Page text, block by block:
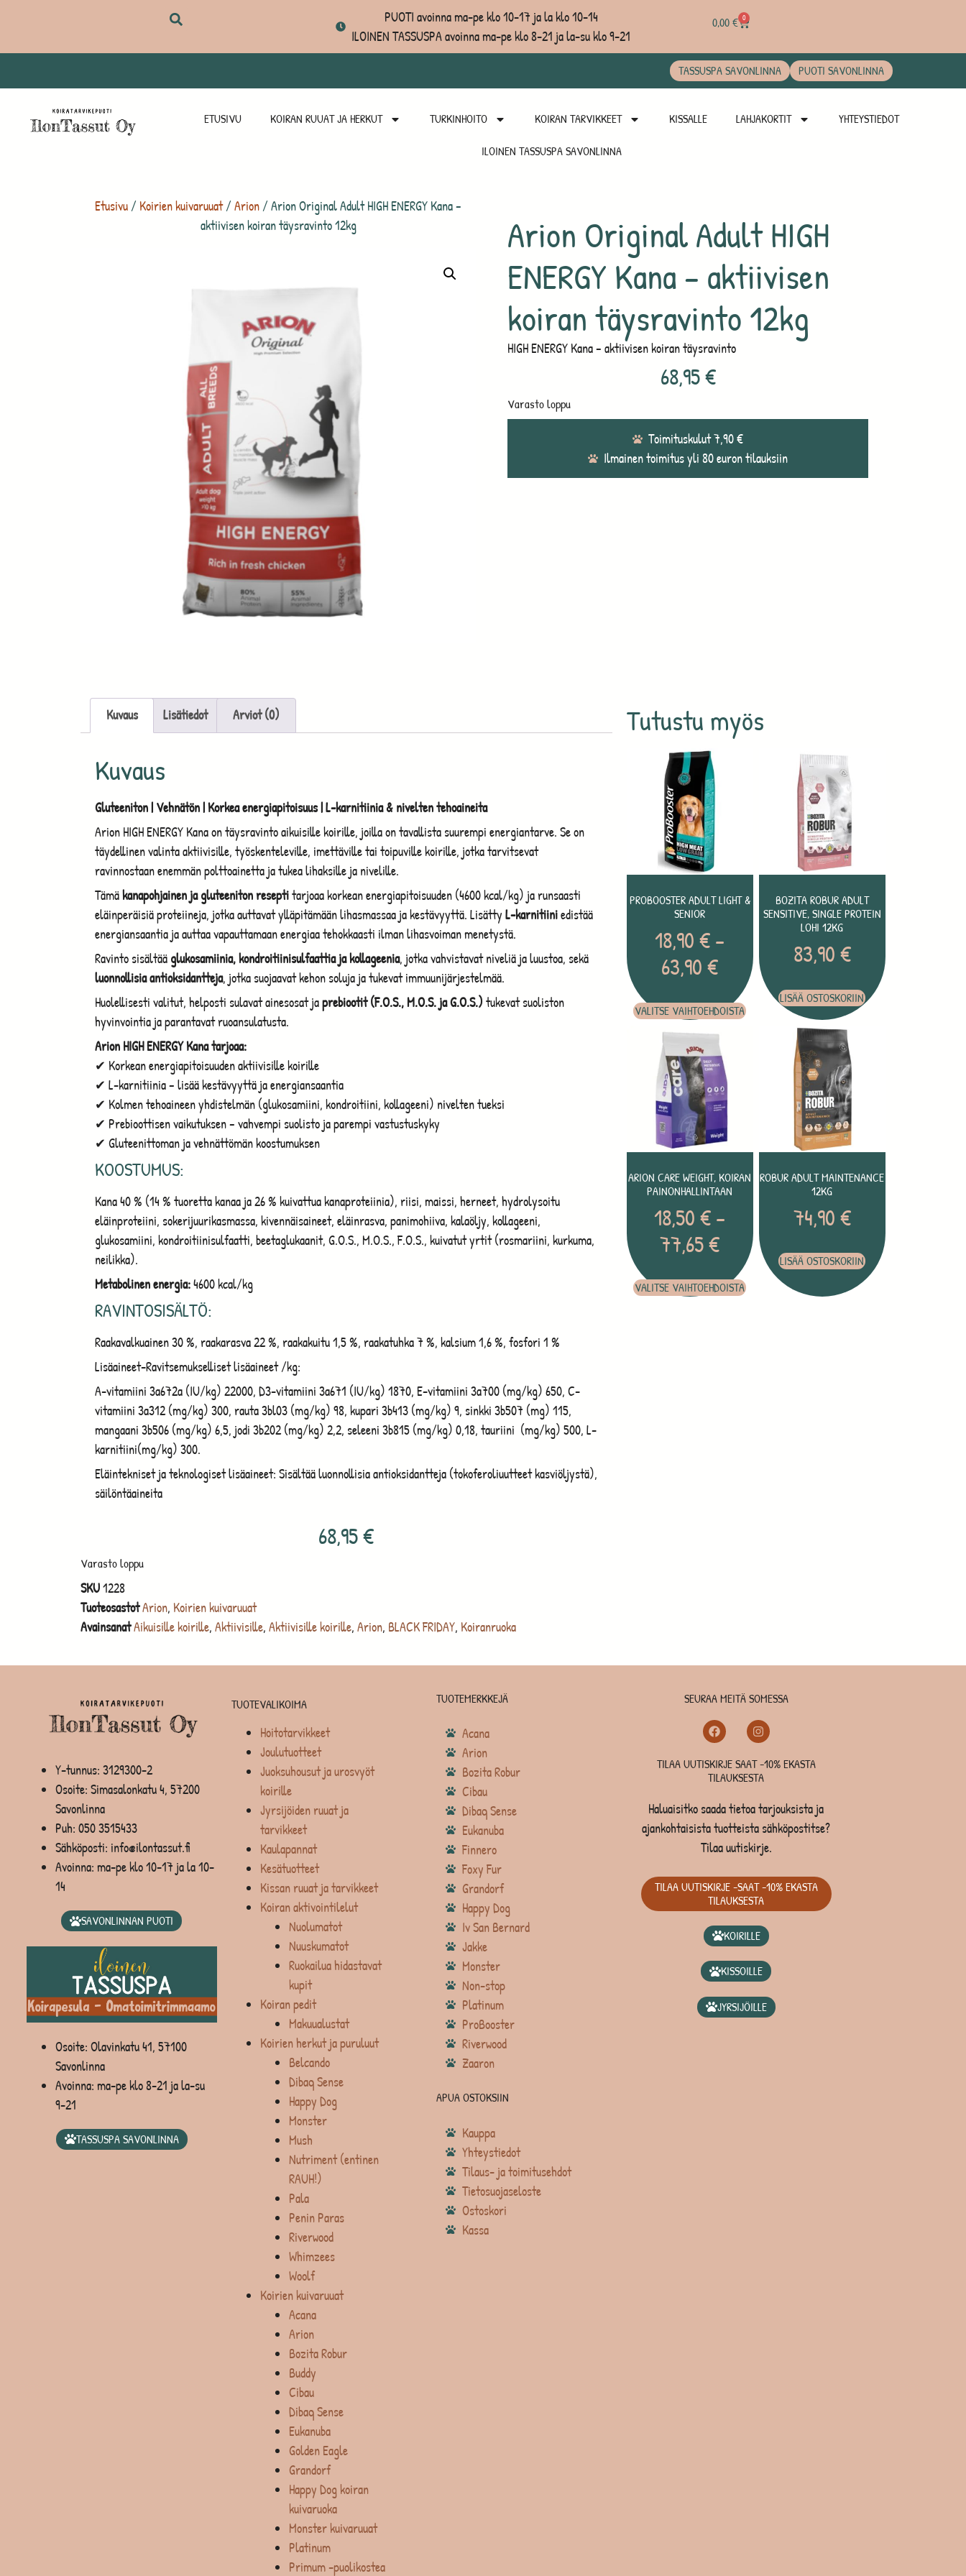
PUOTI avoinna ma-pe klo 10-17 ja la klo 10-14
ILOINEN TASSUSPA avoinna ma-pe klo 8-21 ja la-su klo 9-21
0,00€ 0
TASSUSPA SAVONLINNA PUOTI SAVONLINNA
ETUSIVU KOIRAN RUUAT JA HERKUT TURKINHOITO KOIRAN TARVIKKEET KISSALLE LAHJAKORTIT YHTEYSTIEDOT
ILOINEN TASSUSPA SAVONLINNA
Etusivu/Koirien kuivaruuat/Arion/ Arion Original Adult HIGH ENERGY Kana –
aktiivisen koiran täysravinto 12kg
Arion Original Adult HIGH
ENERGY Kana – aktiivisen
koiran täysravinto 12kg
HIGH ENERGY Kana – aktiivisen koiran täysravinto
68,95€
Varasto loppu
Toimituskulut 7,90 €
Ilmainen toimitus yli 80 euron tilauksiin
Tutustu myös
PROBOOSTER ADULT LIGHT &
SENIOR
18,90€–
63,90€
VALITSE VAIHTOEHDOISTA
BOZITA ROBUR ADULT
SENSITIVE, SINGLE PROTEIN
LOHI 12KG
83,90€
LISÄÄ OSTOSKORIIN
ARION CARE WEIGHT, KOIRAN
PAINONHALLINTAAN
18,50€–
77,65€
VALITSE VAIHTOEHDOISTA
ROBUR ADULT MAINTENANCE
12KG
74,90€
LISÄÄ OSTOSKORIIN
Kuvaus Lisätiedot Arviot (0)
Kuvaus
Gluteeniton | Vehnätön | Korkea energiapitoisuus | L-karnitiinia & nivelten tehoaineita
Arion HIGH ENERGY Kana on täysravinto aikuisille koirille, joilla on tavallista suurempi energiantarve. Se on
täydellinen valinta aktiivisille, työskenteleville, imettäville tai toipuville koirille, jotka tarvitsevat
ravinnostaan enemmän polttoainetta ja tukea lihaksille ja nivelille.
Tämäkanapohjainen ja gluteeniton reseptitarjoaa korkean energiapitoisuuden (4600 kcal/kg) ja runsaasti
eläinperäisiä proteiineja, jotka auttavat ylläpitämään lihasmassaa ja kestävyyttä. Lisätty L-karnitiiniedistää
energiansaantia ja auttaa vapauttamaan energiaa tehokkaasti ilman lihasvoiman menetystä.
Ravinto sisältää glukosamiinia, kondroitiinisulfaattia ja kollageenia, jotka vahvistavat niveliä ja luustoa, sekä
luonnollisia antioksidantteja, jotka suojaavat kehon soluja ja tukevat immuunijärjestelmää.
Huolellisesti valitut, helposti sulavat ainesosat japrebiootit (F.O.S., M.O.S. ja G.O.S.) tukevat suoliston
hyvinvointia ja parantavat ruoansulatusta.
Arion HIGH ENERGY Kana tarjoaa:
✔ Korkean energiapitoisuuden aktiivisille koirille
✔ L-karnitiinia – lisää kestävyyttä ja energiansaantia
✔ Kolmen tehoaineen yhdistelmän (glukosamiini, kondroitiini, kollageeni) nivelten tueksi
✔ Prebioottisen vaikutuksen – vahvempi suolisto ja parempi vastustuskyky
✔ Gluteenittoman ja vehnättömän koostumuksen
KOOSTUMUS:
Kana 40 % (14 % tuoretta kanaa ja 26 % kuivattua kanaproteiinia), riisi, maissi, herneet, hydrolysoitu
eläinproteiini, sokerijuurikasmassa, kivennäisaineet, eläinrasva, panimohiiva, kalaöljy, kollageeni,
glukosamiini, kondroitiinisulfaatti, beetaglukaanit, G.O.S., M.O.S., F.O.S., kuivatut yrtit (rosmariini, kurkuma,
neilikka).
Metabolinen energia:4600 kcal/kg
RAVINTOSISÄLTÖ:
Raakavalkuainen 30 %, raakarasva 22 %, raakakuitu 1,5 %, raakatuhka 7 %, kalsium 1,6 %, fosfori 1 %
Lisäaineet-Ravitsemukselliset lisäaineet /kg:
A-vitamiini 3a672a (IU/kg) 22000, D3-vitamiini 3a671 (IU/kg) 1870, E-vitamiini 3a700 (mg/kg) 650, C-
vitamiini 3a312 (mg/kg) 300, rauta 3bl03 (mg/kg) 98, kupari 3b413 (mg/kg) 9, sinkki 3b507 (mg) 115,
mangaani 3b506 (mg/kg) 6,5, jodi 3b202 (mg/kg) 2,2, seleeni 3b815 (mg/kg) 0,18, tauriini (mg/kg) 500, L-
karnitiini(mg/kg) 300.
Eläintekniset ja teknologiset lisäaineet: Sisältää luonnollisia antioksidantteja (tokoferoliuutteet kasviöljystä),
säilöntäaineita
68,95€
Varasto loppu
SKU1228
TuoteosastotArion, Koirien kuivaruuat
AvainsanatAikuisille koirille, Aktiivisille, Aktiivisille koirille, Arion, BLACK FRIDAY, Koiranruoka
Y-tunnus: 3129300-2
Osoite: Simasalonkatu 4, 57200
Savonlinna
Puh: 050 3515433
Sähköposti: info@ilontassut.fi
Avoinna: ma-pe klo 10-17 ja la 10-
14
SAVONLINNAN PUOTI
Osoite: Olavinkatu 41, 57100
Savonlinna
Avoinna: ma-pe klo 8-21 ja la-su
9-21
TASSUSPA SAVONLINNA
TUOTEVALIKOIMA
Hoitotarvikkeet
Joulutuotteet
Juoksuhousut ja urosvyöt
koirille
Jyrsijöiden ruuat ja
tarvikkeet
Kaulapannat
Kesätuotteet
Kissan ruuat ja tarvikkeet
Koiran aktivointilelut
Nuolumatot
Nuuskumatot
Ruokailua hidastavat
kupit
Koiran pedit
Makuualustat
Koirien herkut ja puruluut
Belcando
Dibaq Sense
Happy Dog
Monster
Mush
Nutriment (entinen
RAUH!)
Pala
Penin Paras
Riverwood
Whimzees
Woolf
Koirien kuivaruuat
Acana
Arion
Bozita Robur
Buddy
Cibau
Dibaq Sense
Eukanuba
Golden Eagle
Grandorf
Happy Dog koiran
kuivaruoka
Monster kuivaruuat
Platinum
Primum -puolikostea
TUOTEMERKKEJÄ
Acana
Arion
Bozita Robur
Cibau
Dibaq Sense
Eukanuba
Finnero
Foxy Fur
Grandorf
Happy Dog
Iv San Bernard
Jakke
Monster
Non-stop
Platinum
ProBooster
Riverwood
Zaaron
APUA OSTOKSIIN
Kauppa
Yhteystiedot
Tilaus- ja toimitusehdot
Tietosuojaseloste
Ostoskori
Kassa
SEURAA MEITÄ SOMESSA
TILAA UUTISKIRJE SAAT -10% EKASTA
TILAUKSESTA
Haluaisitko saada tietoa tarjouksista ja
ajankohtaisista tuotteista sähköpostitse?
Tilaa uutiskirje.
TILAA UUTISKIRJE -SAAT -10% EKASTA
TILAUKSESTA
KOIRILLE
KISSOILLE
JYRSIJÖILLE